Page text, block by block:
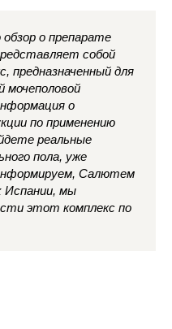
о препарате
собой
предназначенный для
мочеполовой
о
по применению
реальные
пола, уже
Салютем
Испании, мы
этот комплекс по